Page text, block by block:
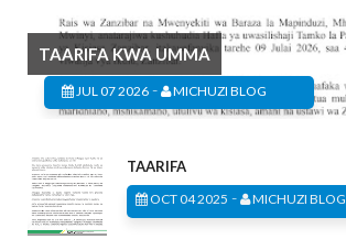
TAARIFA KWA UMMA
JUL 07 2026 - MICHUZI BLOG
TAARIFA
OCT 04 2025 - MICHUZI BLOG